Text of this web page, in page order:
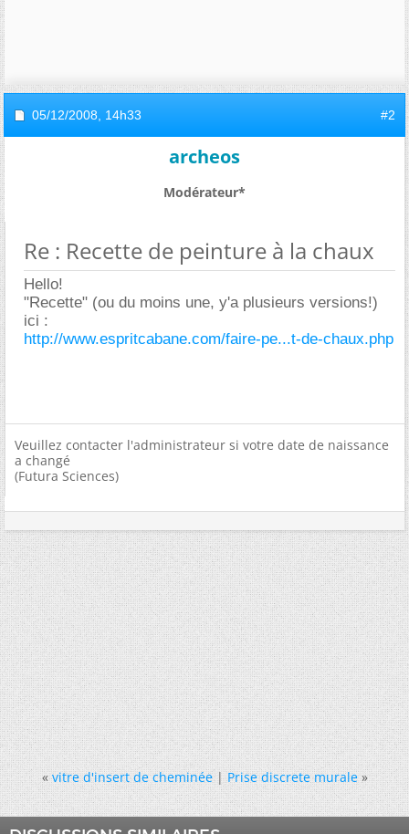
05/12/2008, 14h33 #2
archeos
Modérateur*
Re : Recette de peinture à la chaux
Hello!
"Recette" (ou du moins une, y'a plusieurs versions!)
ici :
http://www.espritcabane.com/faire-pe...t-de-chaux.php
Veuillez contacter l'administrateur si votre date de naissance
a changé
(Futura Sciences)
« vitre d'insert de cheminée|Prise discrete murale »